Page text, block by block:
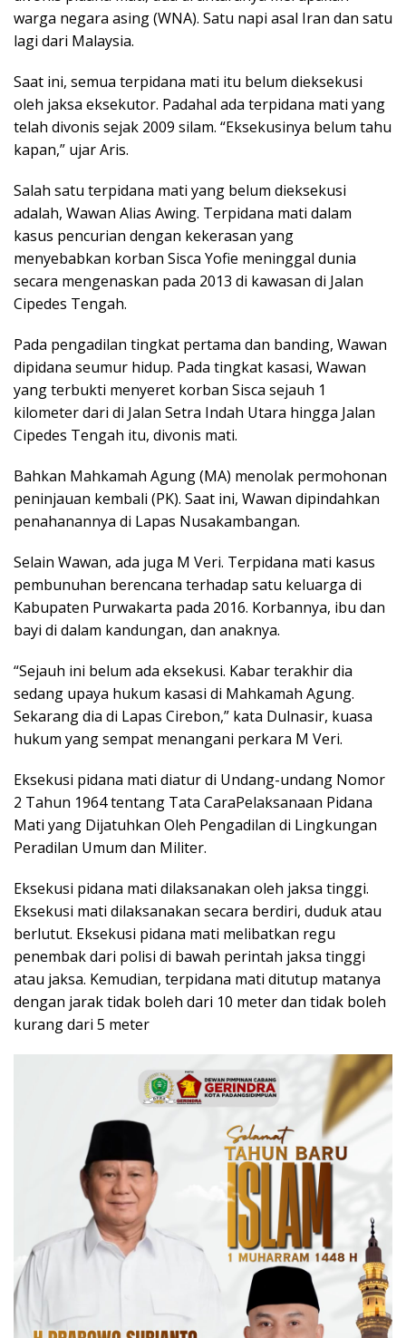
warga negara asing (WNA). Satu napi asal Iran dan satu
lagi dari Malaysia.
Saat ini, semua terpidana mati itu belum dieksekusi
oleh jaksa eksekutor. Padahal ada terpidana mati yang
telah divonis sejak 2009 silam. “Eksekusinya belum tahu
kapan,” ujar Aris.
Salah satu terpidana mati yang belum dieksekusi
adalah, Wawan Alias Awing. Terpidana mati dalam
kasus pencurian dengan kekerasan yang
menyebabkan korban Sisca Yofie meninggal dunia
secara mengenaskan pada 2013 di kawasan di Jalan
Cipedes Tengah.
Pada pengadilan tingkat pertama dan banding, Wawan
dipidana seumur hidup. Pada tingkat kasasi, Wawan
yang terbukti menyeret korban Sisca sejauh 1
kilometer dari di Jalan Setra Indah Utara hingga Jalan
Cipedes Tengah itu, divonis mati.
Bahkan Mahkamah Agung (MA) menolak permohonan
peninjauan kembali (PK). Saat ini, Wawan dipindahkan
penahanannya di Lapas Nusakambangan.
Selain Wawan, ada juga M Veri. Terpidana mati kasus
pembunuhan berencana terhadap satu keluarga di
Kabupaten Purwakarta pada 2016. Korbannya, ibu dan
bayi di dalam kandungan, dan anaknya.
“Sejauh ini belum ada eksekusi. Kabar terakhir dia
sedang upaya hukum kasasi di Mahkamah Agung.
Sekarang dia di Lapas Cirebon,” kata Dulnasir, kuasa
hukum yang sempat menangani perkara M Veri.
Eksekusi pidana mati diatur di Undang-undang Nomor
2 Tahun 1964 tentang Tata CaraPelaksanaan Pidana
Mati yang Dijatuhkan Oleh Pengadilan di Lingkungan
Peradilan Umum dan Militer.
Eksekusi pidana mati dilaksanakan oleh jaksa tinggi.
Eksekusi mati dilaksanakan secara berdiri, duduk atau
berlutut. Eksekusi pidana mati melibatkan regu
penembak dari polisi di bawah perintah jaksa tinggi
atau jaksa. Kemudian, terpidana mati ditutup matanya
dengan jarak tidak boleh dari 10 meter dan tidak boleh
kurang dari 5 meter